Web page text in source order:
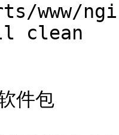
www/
clean
件包